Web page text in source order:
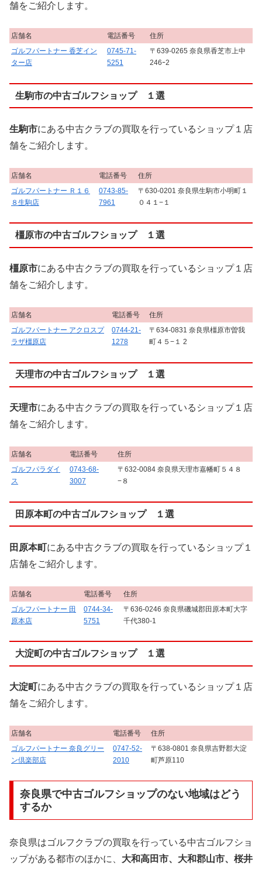
舗をご紹介します。
店舗名 電話番号 住所
ゴルフパートナー 香芝イン
ター店
0745-71-
5251
〒639-0265 奈良県香芝市上中
246ｰ2
生駒市の中古ゴルフショップ １選
生駒市にある中古クラブの買取を行っているショップ１店
舗をご紹介します。
店舗名 電話番号 住所
ゴルフパートナー Ｒ１６
８生駒店
0743-85-
7961
〒630-0201 奈良県生駒市小明町１
０４１−１
橿原市の中古ゴルフショップ １選
橿原市にある中古クラブの買取を行っているショップ１店
舗をご紹介します。
店舗名 電話番号 住所
ゴルフパートナー アクロスプ
ラザ橿原店
0744-21-
1278
〒634-0831 奈良県橿原市曽我
町４５−１ 2
天理市の中古ゴルフショップ １選
天理市にある中古クラブの買取を行っているショップ１店
舗をご紹介します。
店舗名 電話番号 住所
ゴルフパラダイ
ス
0743-68-
3007
〒632-0084 奈良県天理市嘉幡町５４８
−８
田原本町の中古ゴルフショップ １選
田原本町にある中古クラブの買取を行っているショップ１
店舗をご紹介します。
店舗名 電話番号 住所
ゴルフパートナー 田
原本店
0744-34-
5751
〒636-0246 奈良県磯城郡田原本町大字
千代380-1
大淀町の中古ゴルフショップ １選
大淀町にある中古クラブの買取を行っているショップ１店
舗をご紹介します。
店舗名 電話番号 住所
ゴルフパートナー 奈良グリー
ン倶楽部店
0747-52-
2010
〒638-0801 奈良県吉野郡大淀
町芦原110
奈良県で中古ゴルフショップのない地域はどう
するか
奈良県はゴルフクラブの買取を行っている中古ゴルフショ
ップがある都市のほかに、 大和高田市、大和郡山市、桜井